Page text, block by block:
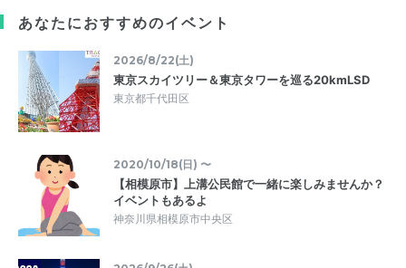
あなたにおすすめのイベント
2026/8/22(土)
東京スカイツリー＆東京タワーを巡る20kmLSD
東京都千代田区
2020/10/18(日) 〜
【相模原市】上溝公民館で一緒に楽しみませんか？
イベントもあるよ
神奈川県相模原市中央区